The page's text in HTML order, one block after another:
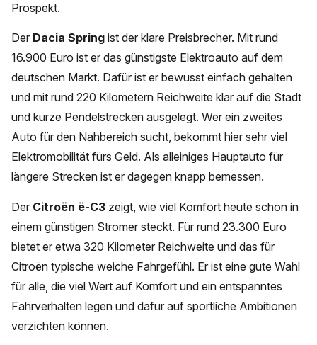
Prospekt.
Der Dacia Spring ist der klare Preisbrecher. Mit rund
16.900 Euro ist er das günstigste Elektroauto auf dem
deutschen Markt. Dafür ist er bewusst einfach gehalten
und mit rund 220 Kilometern Reichweite klar auf die Stadt
und kurze Pendelstrecken ausgelegt. Wer ein zweites
Auto für den Nahbereich sucht, bekommt hier sehr viel
Elektromobilität fürs Geld. Als alleiniges Hauptauto für
längere Strecken ist er dagegen knapp bemessen.
Der Citroën ë-C3 zeigt, wie viel Komfort heute schon in
einem günstigen Stromer steckt. Für rund 23.300 Euro
bietet er etwa 320 Kilometer Reichweite und das für
Citroën typische weiche Fahrgefühl. Er ist eine gute Wahl
für alle, die viel Wert auf Komfort und ein entspanntes
Fahrverhalten legen und dafür auf sportliche Ambitionen
verzichten können.